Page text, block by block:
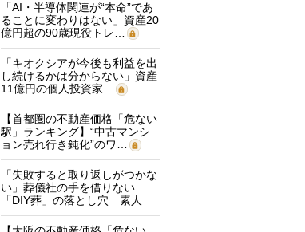
「AI・半導体関連が“本命”であ
ることに変わりはない」資産20
億円超の90歳現役トレ…
「キオクシアが今後も利益を出
し続けるかは分からない」資産
11億円の個人投資家…
【首都圏の不動産価格「危ない
駅」ランキング】“中古マンシ
ョン売れ行き鈍化”のワ…
「失敗すると取り返しがつかな
い」葬儀社の手を借りない
「DIY葬」の落とし穴 素人
に…